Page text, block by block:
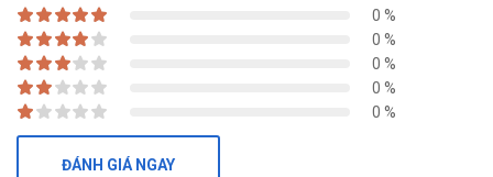
0 %
0 %
0 %
0 %
0 %
ĐÁNH GIÁ NGAY